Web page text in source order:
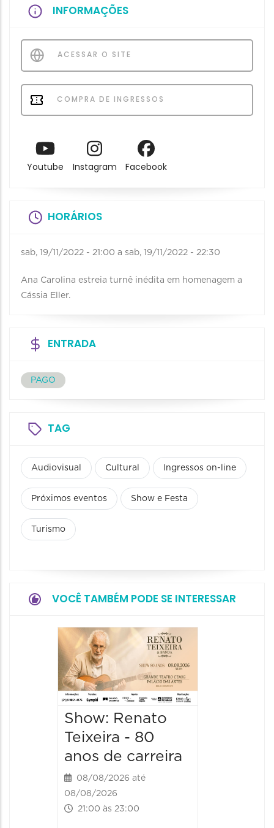
INFORMAÇÕES
ACESSAR O SITE
COMPRA DE INGRESSOS
Youtube Instagram Facebook
HORÁRIOS
sab, 19/11/2022 - 21:00 a sab, 19/11/2022 - 22:30
Ana Carolina estreia turnê inédita em homenagem a
Cássia Eller.
ENTRADA
PAGO
TAG
Audiovisual Cultural Ingressos on-line
Próximos eventos Show e Festa
Turismo
VOCÊ TAMBÉM PODE SE INTERESSAR
Show: Renato
Teixeira - 80
anos de carreira
08/08/2026 até
08/08/2026
21:00 às 23:00